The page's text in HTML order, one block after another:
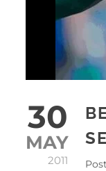
30
MAY
2011